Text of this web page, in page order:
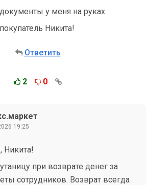
у меня на руках.
Никита!
Ответить
2 0
19:25
Никита!
при возврате денег за
сотрудников. Возврат всегда